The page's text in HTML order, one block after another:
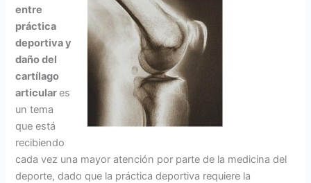
entre
práctica
deportiva y
daño del
cartílago
articulares
un tema
que está
recibiendo
cada vez una mayor atención por parte de la medicina del
deporte, dado que la práctica deportiva requiere la